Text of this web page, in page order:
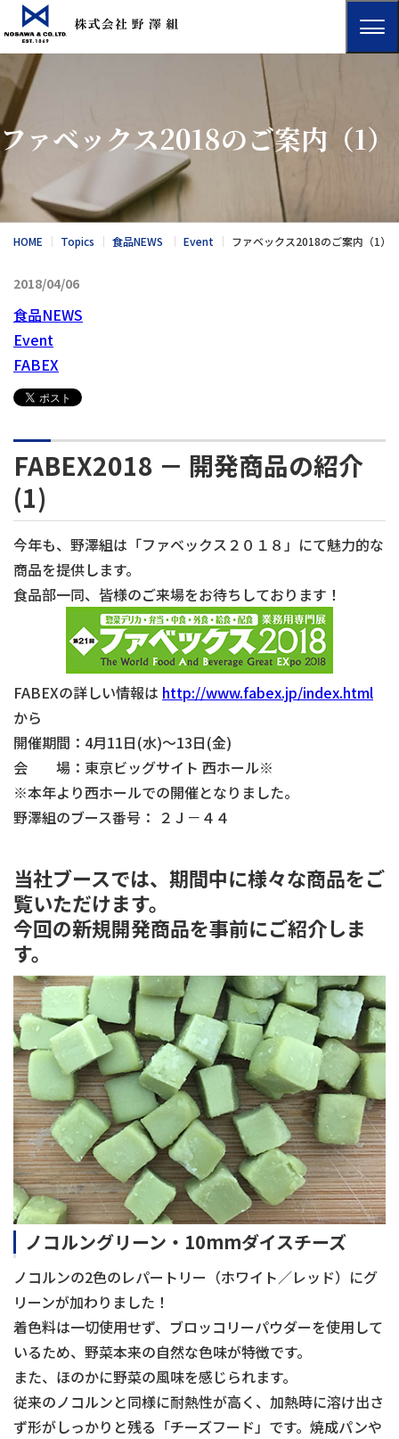
ファベックス2018のご案内（1）
HOME Topics 食品NEWS Event ファベックス2018のご案内（1）
2018/04/06
食品NEWS
Event
FABEX
FABEX2018 － 開発商品の紹介
(1)
今年も、野澤組は「ファベックス２０１８」にて魅力的な
商品を提供します。
食品部一同、皆様のご来場をお待ちしております！
FABEXの詳しい情報は http://www.fabex.jp/index.html
から
開催期間：4月11日(水)～13日(金)
会 場：東京ビッグサイト 西ホール※
※本年より西ホールでの開催となりました。
野澤組のブース番号： ２Ｊ－４４
当社ブースでは、期間中に様々な商品をご
覧いただけます。
今回の新規開発商品を事前にご紹介しま
す。
ノコルングリーン・10mmダイスチーズ
ノコルンの2色のレパートリー（ホワイト／レッド）にグ
リーンが加わりました！
着色料は一切使用せず、ブロッコリーパウダーを使用して
いるため、野菜本来の自然な色味が特徴です。
また、ほのかに野菜の風味を感じられます。
従来のノコルンと同様に耐熱性が高く、加熱時に溶け出さ
ず形がしっかりと残る「チーズフード」です。焼成パンや